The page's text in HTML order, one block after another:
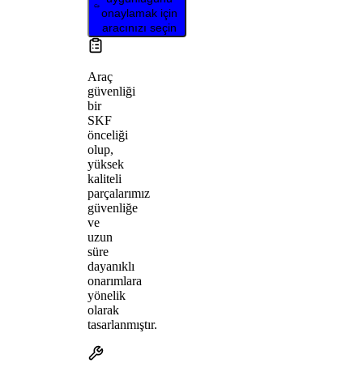
onaylamak için
aracınızı seçin
Araç
güvenliği
bir
SKF
önceliği
olup,
yüksek
kaliteli
parçalarımız
güvenliğe
ve
uzun
süre
dayanıklı
onarımlara
yönelik
olarak
tasarlanmıştır.